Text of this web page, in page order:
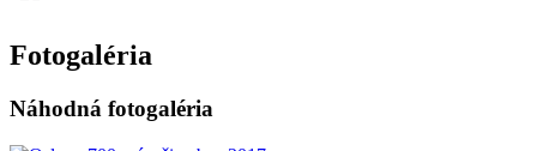
Fotogaléria
Náhodná fotogaléria